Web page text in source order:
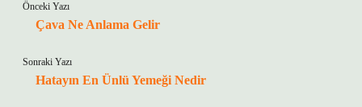
Önceki Yazı
Çava Ne Anlama Gelir
Sonraki Yazı
Hatayın En Ünlü Yemeği Nedir